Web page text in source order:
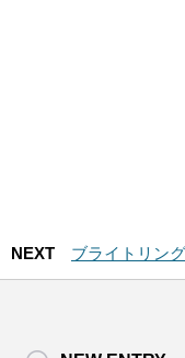
NEXT ブライトリン